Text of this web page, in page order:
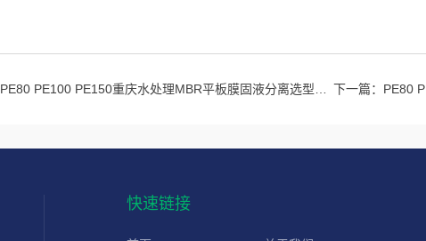
PE80 PE100 PE150重庆水处理MBR平板膜固液分离选型批发 膜组件 下一篇： PE80
快速链接